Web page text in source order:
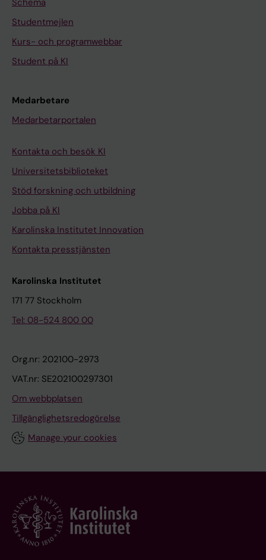
Schema
Studentmejlen
Kurs- och programwebbar
Student på KI
Medarbetare
Medarbetarportalen
Kontakta och besök KI
Universitetsbiblioteket
Stöd forskning och utbildning
Jobba på KI
Karolinska Institutet Innovation
Kontakta presstjänsten
Karolinska Institutet
171 77 Stockholm
Tel: 08-524 800 00
Org.nr: 202100-2973
VAT.nr: SE202100297301
Om webbplatsen
Tillgänglighetsredogörelse
Manage your cookies